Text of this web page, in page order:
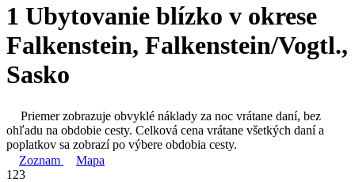
1 Ubytovanie blízko v okrese
Falkenstein, Falkenstein/Vogtl.,
Sasko
Priemer zobrazuje obvyklé náklady za noc vrátane daní, bez
ohľadu na obdobie cesty. Celková cena vrátane všetkých daní a
poplatkov sa zobrazí po výbere obdobia cesty.
Zoznam
Mapa
1 23